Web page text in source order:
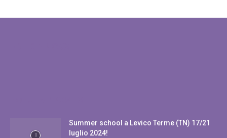
Summer school a Levico Terme (TN) 17/21
luglio 2024!